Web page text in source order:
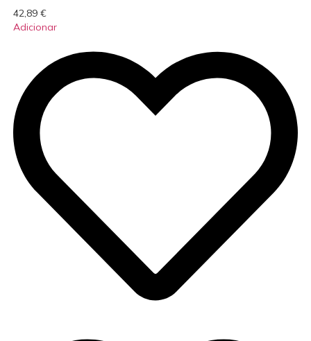
42,89 €
Adicionar